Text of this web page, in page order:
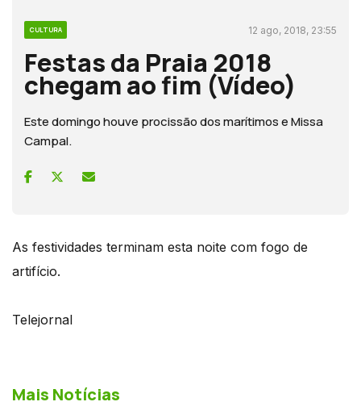
CULTURA 12 ago, 2018, 23:55
Festas da Praia 2018
chegam ao fim (Vídeo)
Este domingo houve procissão dos marítimos e Missa
Campal.
As festividades terminam esta noite com fogo de
artifício.
Telejornal
Mais Notícias